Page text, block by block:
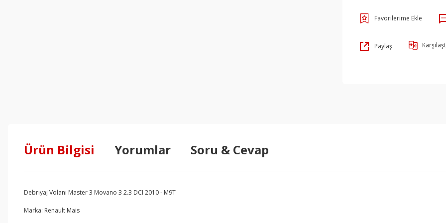
Paylaş
Ürün Bilgisi Yorumlar Soru & Cevap
Debrıyaj Volanı Master 3 Movano 3 2.3 DCI 2010 - M9T
Marka: Renault Mais